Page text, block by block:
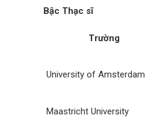
Bậc Thạc sĩ
Trường
University of Amsterdam
Maastricht University